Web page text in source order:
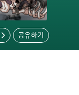
공유하기